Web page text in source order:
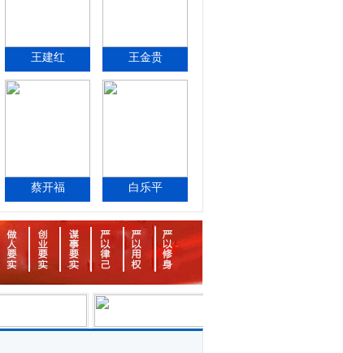
王建红 王金贵
蔡开福 白乐平